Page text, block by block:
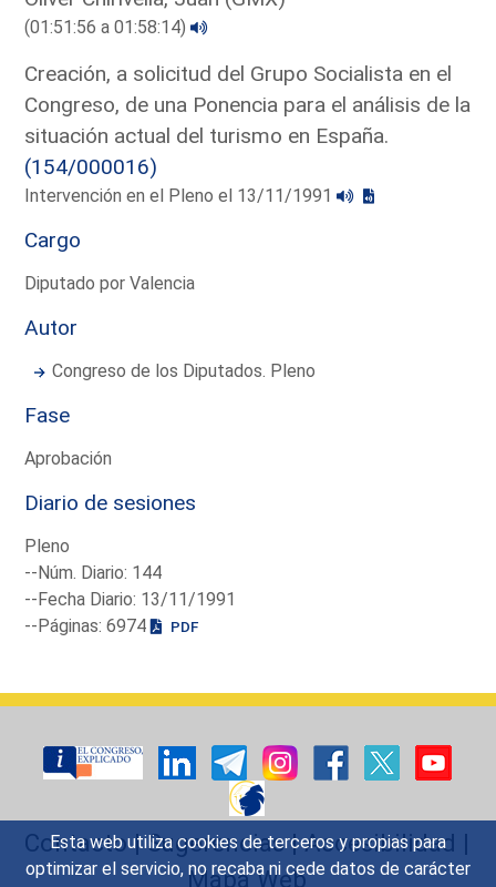
Esta web utiliza cookies de terceros y propias para
optimizar el servicio, no recaba ni cede datos de carácter
(01:51:56 a 01:58:14)
Creación, a solicitud del Grupo Socialista en el
Congreso, de una Ponencia para el análisis de la
situación actual del turismo en España.
(154/000016)
Intervención en el Pleno el 13/11/1991
Cargo
Diputado por Valencia
Autor
Congreso de los Diputados. Pleno
Fase
Aprobación
Diario de sesiones
Pleno
--Núm. Diario: 144
--Fecha Diario: 13/11/1991
--Páginas: 6974
PDF
Contacto|Sugerencias|Accesibilidad |
Mapa Web